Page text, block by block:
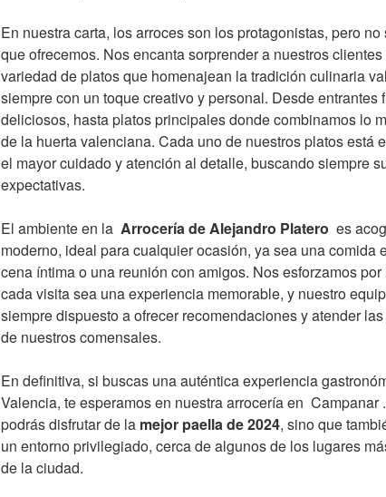
En nuestra carta, los arroces son los protagonistas, pero
que ofrecemos. Nos encanta sorprender a nuestros
variedad de platos que homenajean la tradición culinaria
siempre con un toque creativo y personal. Desde entrantes
deliciosos, hasta platos principales donde combinamos lo
de la huerta valenciana. Cada uno de nuestros platos está
el mayor cuidado y atención al detalle, buscando siempre
expectativas.
El ambiente en la Arrocería de Alejandro Platero es
moderno, ideal para cualquier ocasión, ya sea una comida
cena íntima o una reunión con amigos. Nos esforzamos
cada visita sea una experiencia memorable, y nuestro
siempre dispuesto a ofrecer recomendaciones y atender
de nuestros comensales.
En definitiva, si buscas una auténtica experiencia
Valencia, te esperamos en nuestra arrocería en Campanar
podrás disfrutar de la mejor paella de 2024, sino que
un entorno privilegiado, cerca de algunos de los lugares
de la ciudad.